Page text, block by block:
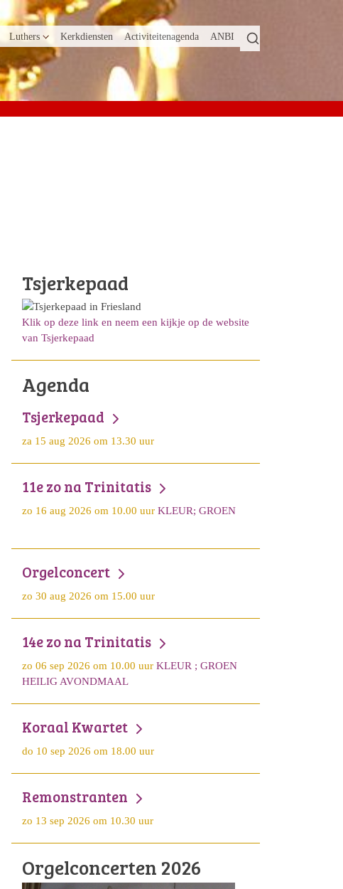
Luthers Kerkdiensten Activiteitenagenda ANBI
Tsjerkepaad
Klik op deze link en neem een kijkje op de website
van Tsjerkepaad
Agenda
Tsjerkepaad
za 15 aug 2026 om 13.30 uur
11e zo na Trinitatis
zo 16 aug 2026 om 10.00 uur KLEUR; GROEN
Orgelconcert
zo 30 aug 2026 om 15.00 uur
14e zo na Trinitatis
zo 06 sep 2026 om 10.00 uur KLEUR ; GROEN
HEILIG AVONDMAAL
Koraal Kwartet
do 10 sep 2026 om 18.00 uur
Remonstranten
zo 13 sep 2026 om 10.30 uur
Orgelconcerten 2026